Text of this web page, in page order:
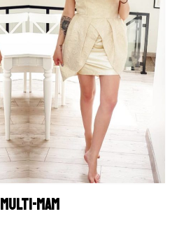
MULTI-MAM